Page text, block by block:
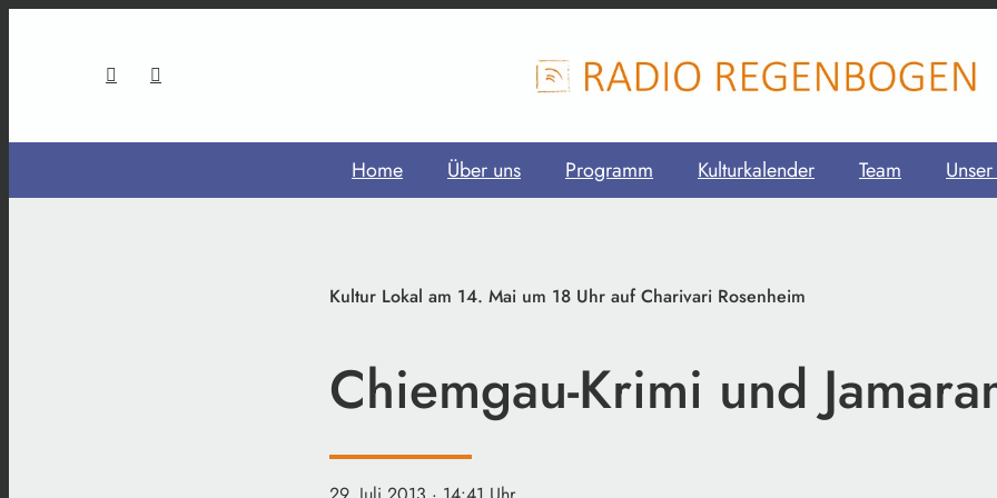
Home Über uns Programm Kulturkalender Team
Kultur Lokal am 14. Mai um 18 Uhr auf Charivari Rosenheim
Chiemgau-Krimi und